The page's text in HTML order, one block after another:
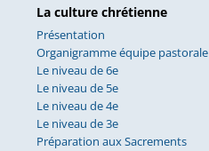
La culture chrétienne
Présentation
Organigramme équipe pastorale
Le niveau de 6e
Le niveau de 5e
Le niveau de 4e
Le niveau de 3e
Préparation aux Sacrements